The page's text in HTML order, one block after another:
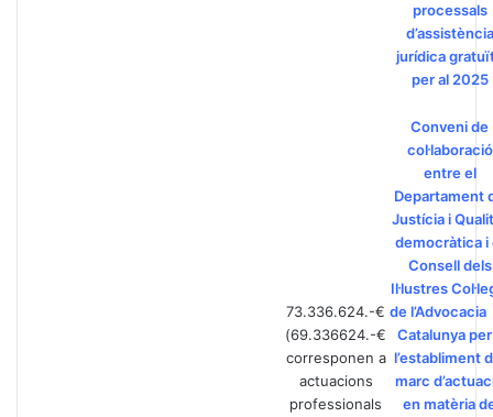
processals
d’assistència
jurídica
per al 2025
73.336.624.-€
(69.336624.-€
corresponen a
actuacions
professionals
Conveni de
col·laboració
entre el
Departament
Justícia i
democràtica i
Consell dels
Il·lustres
de l’Advocacia
Catalunya per
l’establiment
marc
en matèria